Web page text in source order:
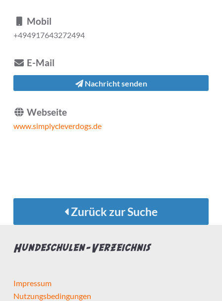
Mobil
+494917643272494
E-Mail
Nachricht senden
Webseite
www.simplycleverdogs.de
Zurück zur Suche
Hundeschulen-Verzeichnis
Impressum
Nutzungsbedingungen